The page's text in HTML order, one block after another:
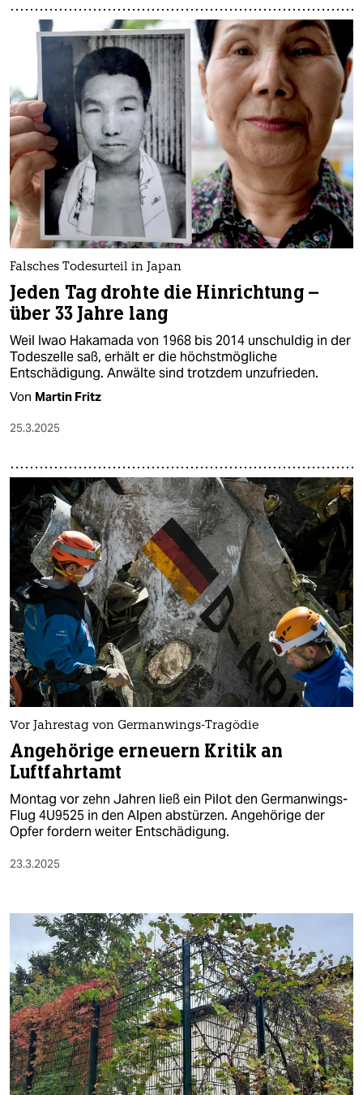
Falsches Todesurteil in Japan
Jeden Tag drohte die Hinrichtung –
über 33 Jahre lang
Weil Iwao Hakamada von 1968 bis 2014 unschuldig in der
Todeszelle saß, erhält er die höchstmögliche
Entschädigung. Anwälte sind trotzdem unzufrieden.
Von Martin Fritz
25.3.2025
Vor Jahrestag von Germanwings-Tragödie
Angehörige erneuern Kritik an
Luftfahrtamt
Montag vor zehn Jahren ließ ein Pilot den Germanwings-
Flug 4U9525 in den Alpen abstürzen. Angehörige der
Opfer fordern weiter Entschädigung.
23.3.2025